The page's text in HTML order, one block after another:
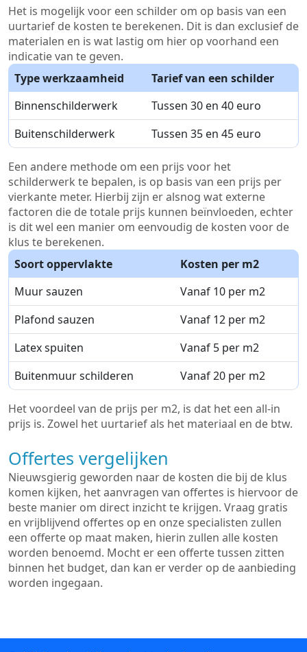
Het is mogelijk voor een schilder om op basis van een
uurtarief de kosten te berekenen. Dit is dan exclusief de
materialen en is wat lastig om hier op voorhand een
indicatie van te geven.
Type werkzaamheid
Tarief van een schilder
Binnenschilderwerk
Tussen 30 en 40 euro
Buitenschilderwerk
Tussen 35 en 45 euro
Een andere methode om een prijs voor het
schilderwerk te bepalen, is op basis van een prijs per
vierkante meter. Hierbij zijn er alsnog wat externe
factoren die de totale prijs kunnen beïnvloeden, echter
is dit wel een manier om eenvoudig de kosten voor de
klus te berekenen.
Soort oppervlakte
Kosten per m2
Muur sauzen
Vanaf 10 per m2
Plafond sauzen
Vanaf 12 per m2
Latex spuiten
Vanaf 5 per m2
Buitenmuur schilderen
Vanaf 20 per m2
Het voordeel van de prijs per m2, is dat het een all-in
prijs is. Zowel het uurtarief als het materiaal en de btw.
Offertes vergelijken
Nieuwsgierig geworden naar de kosten die bij de klus
komen kijken, het aanvragen van offertes is hiervoor de
beste manier om direct inzicht te krijgen. Vraag gratis
en vrijblijvend offertes op en onze specialisten zullen
een offerte op maat maken, hierin zullen alle kosten
worden benoemd. Mocht er een offerte tussen zitten
binnen het budget, dan kan er verder op de aanbieding
worden ingegaan.